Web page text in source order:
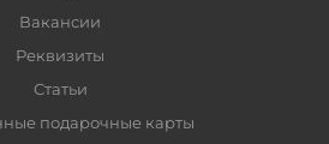
Вакансии
Реквизиты
Статьи
подарочные карты